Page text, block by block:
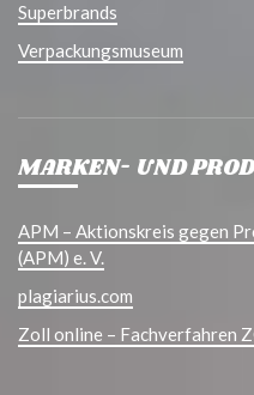
Superbrands
Verpackungsmuseum
MARKEN- UND
APM – Aktionskreis gegen
(APM) e. V.
plagiarius.com
Zoll online – Fachverfahren